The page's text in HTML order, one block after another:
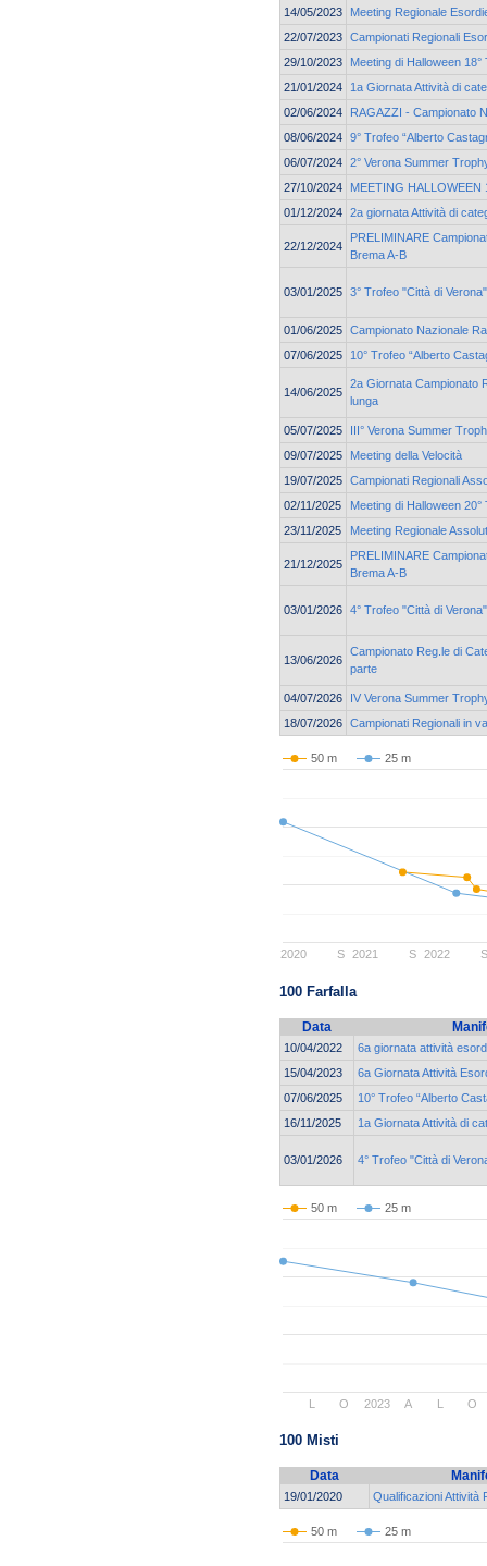
14/05/2023
Meeting Regionale
22/07/2023 Campionati Regionali
29/10/2023
Meeting di Halloween
21/01/2024
1a Giornata Attività di
02/06/2024
RAGAZZI - Campionato
08/06/2024 9° Trofeo “Alberto
06/07/2024 2° Verona Summer
27/10/2024
MEETING HALLOWEEN
01/12/2024 2a giornata Attività di
22/12/2024
PRELIMINARE
Brema A-B
03/01/2025 3° Trofeo "Città di
01/06/2025 Campionato Nazionale
07/06/2025
10° Trofeo “Alberto
14/06/2025
2a Giornata Campionato
lunga
05/07/2025
III° Verona Summer
09/07/2025
Meeting della Velocità
19/07/2025 Campionati Regionali
02/11/2025
Meeting di Halloween
23/11/2025
Meeting Regionale
21/12/2025
PRELIMINARE
Brema A-B
03/01/2026 4° Trofeo "Città di
13/06/2026
Campionato Reg.le di
parte
04/07/2026
IV Verona Summer
18/07/2026 Campionati Regionali in
50 m 25 m
2020 2021 2022
S S
100 Farfalla
Data
10/04/2022
6a giornata attività
15/04/2023
6a Giornata Attività
07/06/2025
10° Trofeo “Alberto
16/11/2025
1a Giornata Attività di
03/01/2026 4° Trofeo "Città di
50 m 25 m
2023
L O A L O
100 Misti
Data
19/01/2020 Qualificazioni Attività
50 m 25 m